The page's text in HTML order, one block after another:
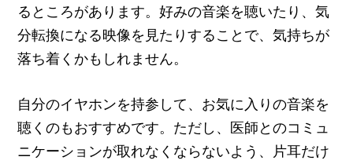
るところがあります。好みの音楽を聴いたり、気
分転換になる映像を見たりすることで、気持ちが
落ち着くかもしれません。
自分のイヤホンを持参して、お気に入りの音楽を
聴くのもおすすめです。ただし、医師とのコミュ
ニケーションが取れなくならないよう、片耳だけ